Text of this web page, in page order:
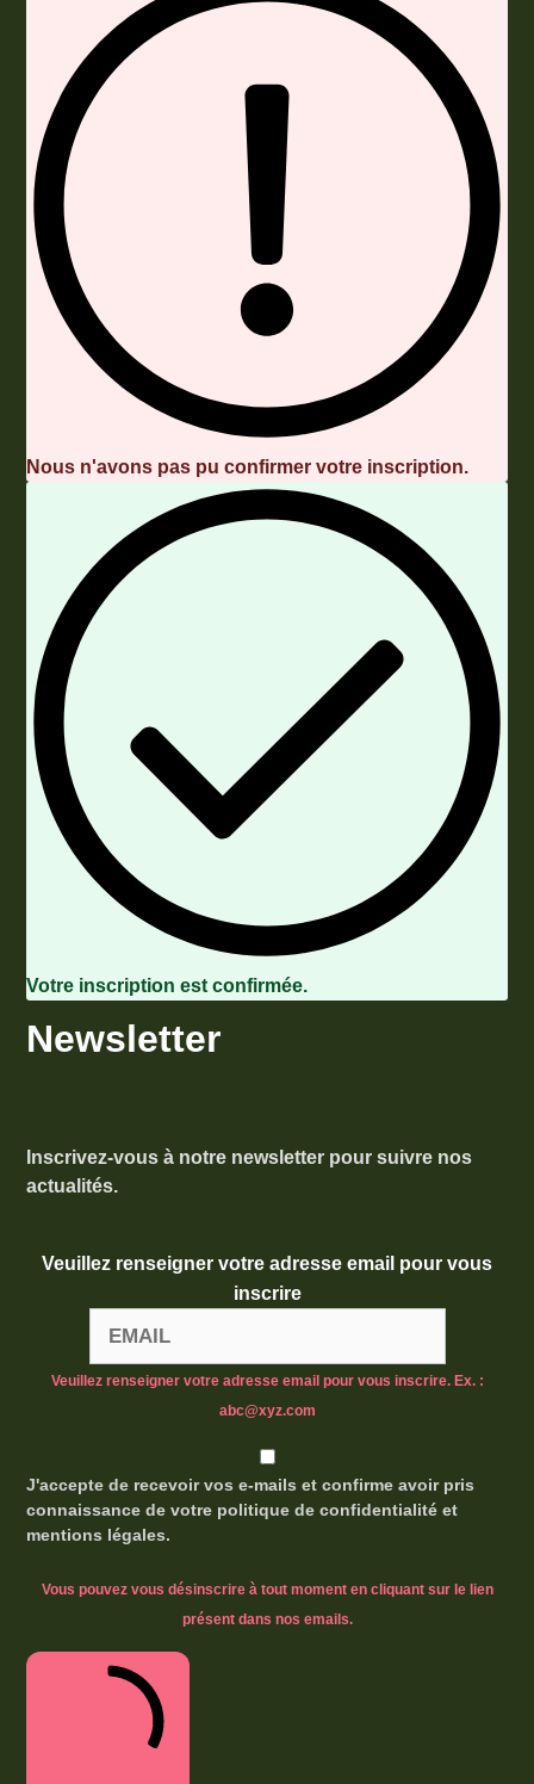
Nous n'avons pas pu confirmer votre inscription.
Votre inscription est confirmée.
Newsletter
Inscrivez-vous à notre newsletter pour suivre nos
actualités.
Veuillez renseigner votre adresse email pour vous
inscrire
Veuillez renseigner votre adresse email pour vous inscrire. Ex. :
abc@xyz.com
J'accepte de recevoir vos e-mails et confirme avoir pris
connaissance de votre politique de confidentialité et
mentions légales.
Vous pouvez vous désinscrire à tout moment en cliquant sur le lien
présent dans nos emails.